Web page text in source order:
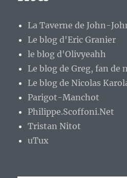
La Taverne de John-
Le blog d'Eric Granier
le blog d'Olivyeahh
Le blog de Greg, fan de
Le blog de Nicolas
Parigot-Manchot
Philippe.Scoffoni.Net
Tristan Nitot
uTux